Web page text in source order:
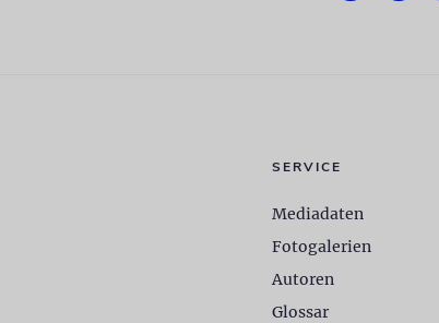
SERVICE
Mediadaten
Fotogalerien
Autoren
Glossar